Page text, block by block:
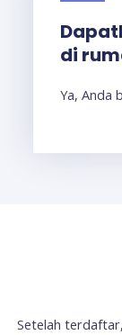
di
Ya, Anda
Setelah